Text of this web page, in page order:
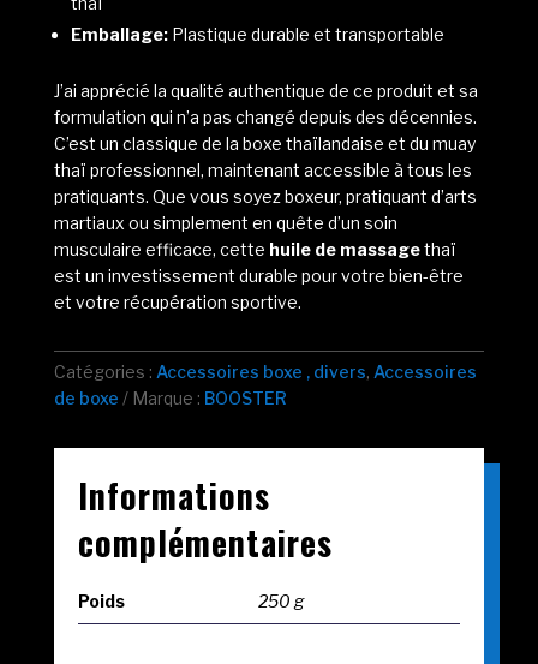
Emballage:Plastique durable et transportable
J’ai apprécié la qualité authentique de ce produit et sa
formulation qui n’a pas changé depuis des décennies.
C’est un classique de la boxe thaïlandaise et du muay
thaï professionnel, maintenant accessible à tous les
pratiquants. Que vous soyez boxeur, pratiquant d’arts
martiaux ou simplement en quête d’un soin
musculaire efficace, cette huile de massagethaï
est un investissement durable pour votre bien-être
et votre récupération sportive.
Catégories : Accessoires boxe , divers, Accessoires
de boxe
Marque : BOOSTER
Informations
complémentaires
Poids 250 g